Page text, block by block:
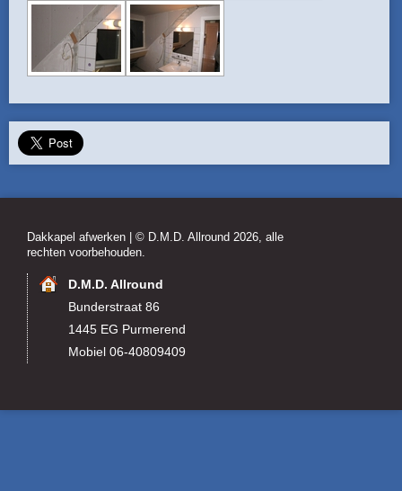
Dakkapel afwerken | © D.M.D. Allround 2026, alle
rechten voorbehouden.
D.M.D. Allround
Bunderstraat 86
1445 EG Purmerend
Mobiel 06-40809409